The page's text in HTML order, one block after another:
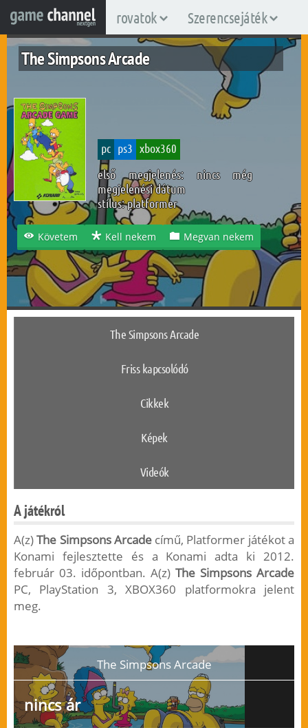
rovatok Szerencsejáték
The Simpsons Arcade
pc ps3 xbox360
első megjelenés: nincs még
megjelenési dátum
stílus:platformer
Követem Kell nekem Megvan nekem
The Simpsons Arcade
Friss kapcsolódó
Cikkek
Képek
Videók
A játékról
A(z)The Simpsons Arcadecímű, Platformer játékot a
Konami fejlesztette és a Konami adta ki 2012.
február 03. időpontban. A(z) The Simpsons Arcade
PC, PlayStation 3, XBOX360 platformokra jelent
meg.
The Simpsons Arcade
nincs ár